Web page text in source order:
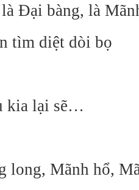
Đại bàng, là
tìm diệt dòi bọ
kia lại sẽ…
long, Mãnh hổ,